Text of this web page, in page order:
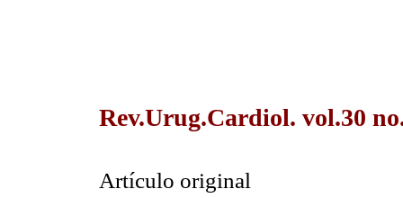
Rev.Urug.Cardiol. vol.30
Artículo original